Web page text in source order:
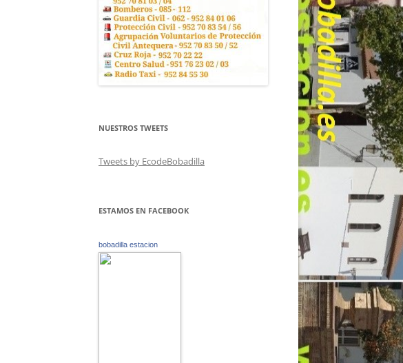
NUESTROS TWEETS
Tweets by EcodeBobadilla
ESTAMOS EN FACEBOOK
bobadilla estacion